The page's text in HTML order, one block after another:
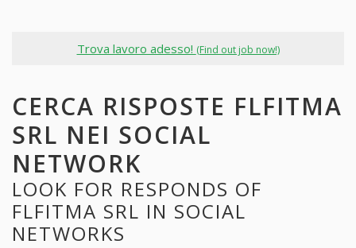
Trova lavoro adesso! (Find out job now!)
CERCA RISPOSTE FLFITMA
SRL NEI SOCIAL
NETWORK
LOOK FOR RESPONDS OF
FLFITMA SRL IN SOCIAL
NETWORKS